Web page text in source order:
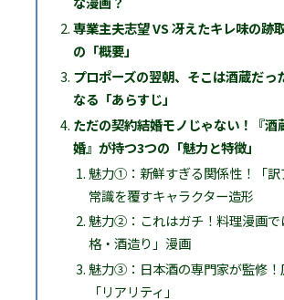
専業主夫志望 VS 冴えたキレ味の跡
の「概要」
プロポーズの翌朝、そこは酒蔵だっ
なる「あらすじ」
ただの契約結婚モノじゃない！『酒
婚』が持つ3つの「魅力と特徴」
魅力①：新鮮すぎる関係性！「訳
常識を覆すキャラクター造形
魅力②：これはガチ！料理漫画で
格・酒造り」漫画
魅力③：日本酒の専門家が監修！
「リアリティ」